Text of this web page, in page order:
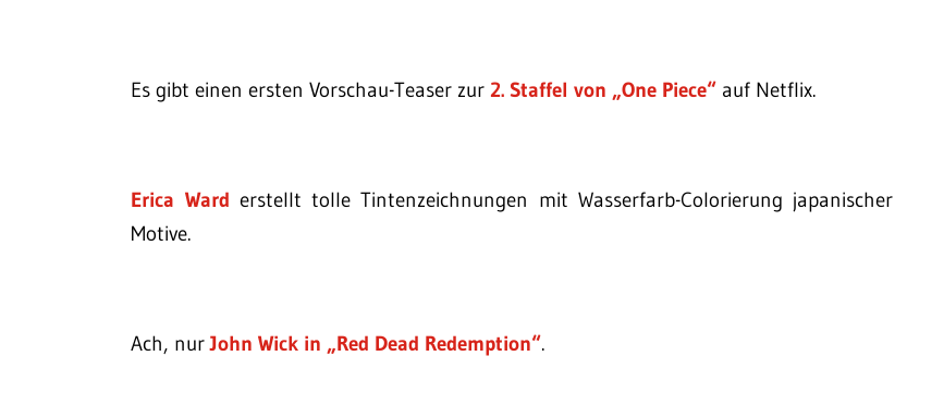
Es gibt einen ersten Vorschau-Teaser zur2. Staffel von „One Piece“ auf Netflix.
Erica Ward erstellt tolle Tintenzeichnungen mit Wasserfarb-Colorierung japanischer
Motive.
Ach, nurJohn Wick in „Red Dead Redemption“.